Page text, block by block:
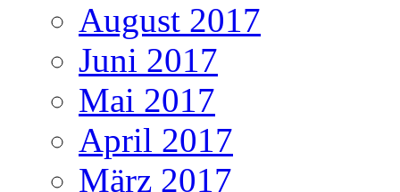
August 2017
Juni 2017
Mai 2017
April 2017
März 2017